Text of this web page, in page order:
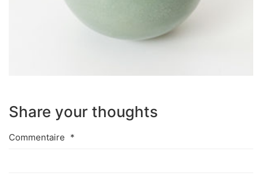
Share your thoughts
Commentaire *